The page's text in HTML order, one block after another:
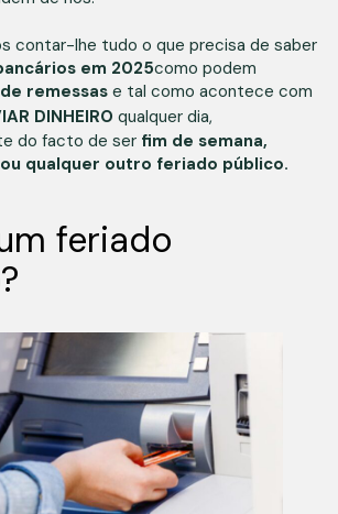
contar-lhe tudo o que precisa de saber
em 2025como podem
remessas e tal como acontece com
DINHEIRO qualquer dia,
do facto de ser fim de semana,
qualquer outro feriado público.
feriado